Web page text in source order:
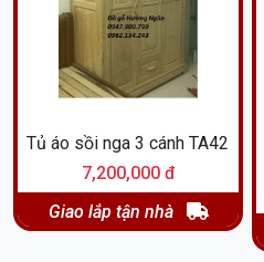
Tủ áo sồi nga 3 cánh TA42
7,200,000 đ
Giao lắp tận nhà